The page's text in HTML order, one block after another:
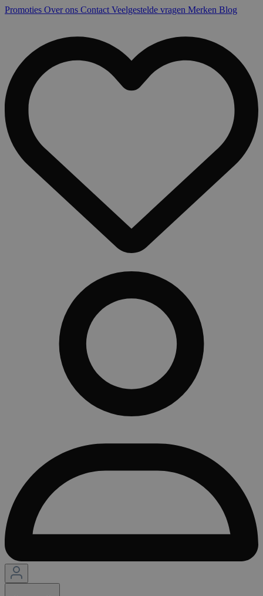
Promoties Over ons Contact Veelgestelde vragen Merken Blog